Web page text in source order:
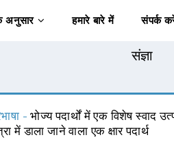
अनुसार हमारे बारे में संपर्क
संज्ञा
-भोज्य पदार्थों में एक विशेष स्वाद
में डाला जाने वाला एक क्षार पदार्थ